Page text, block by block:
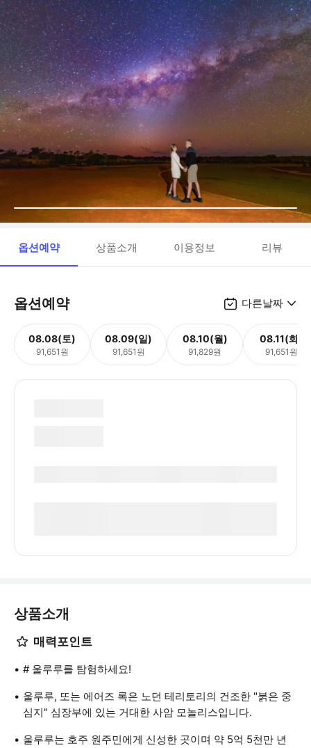
옵션예약 상품소개 이용정보 리뷰
옵션예약 다른날짜
08.08(토)
91,651원
08.09(일)
91,651원
08.10(월)
91,829원
08.11(화)
91,651원
상품소개
매력포인트
# 울루루를 탐험하세요!
울루루, 또는 에어즈 록은 노던 테리토리의 건조한 "붉은 중
심지" 심장부에 있는 거대한 사암 모놀리스입니다.
울루루는 호주 원주민에게 신성한 곳이며 약 5억 5천만 년